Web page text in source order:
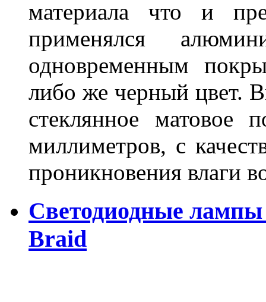
материала что и
применялся
одновременным
либо же черный цвет.
стеклянное матовое
миллиметров, с
проникновения влаги
Светодиодные лампы
Braid